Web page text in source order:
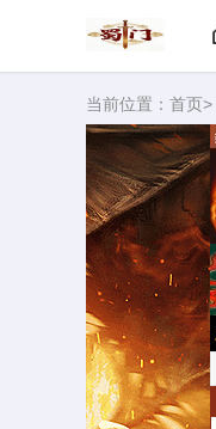
当前位置： 首页>